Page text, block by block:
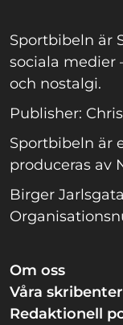
Sportbibeln är
sociala medier
och nostalgi.
Publisher:
Sportbibeln är
produceras av
Birger
Om oss
Våra skribenter
Redaktionell